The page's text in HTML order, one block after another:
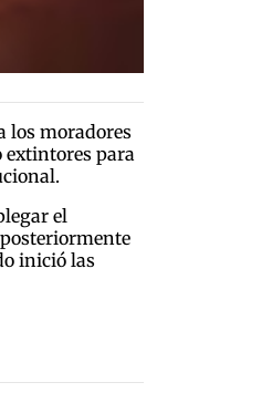
los moradores
extintores para
el
inició las